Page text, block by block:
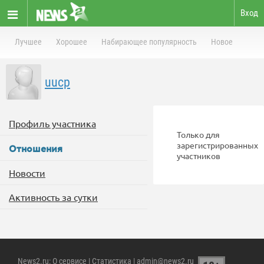
Вход
Лучшее Хорошее Набирающее популярность Новое
uucp
Профиль участника
Отношения
Новости
Активность за сутки
Только для
зарегистрированных
участников
News2.ru: О сервисе | Статистика | admin@news2.ru